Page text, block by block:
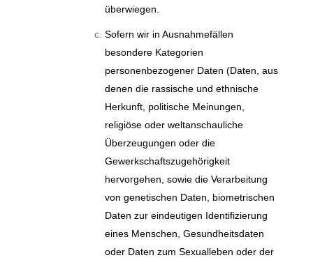
überwiegen.
Sofern wir in Ausnahmefällen
besondere Kategorien
personenbezogener Daten (Daten, aus
denen die rassische und ethnische
Herkunft, politische Meinungen,
religiöse oder weltanschauliche
Überzeugungen oder die
Gewerkschaftszugehörigkeit
hervorgehen, sowie die Verarbeitung
von genetischen Daten, biometrischen
Daten zur eindeutigen Identifizierung
eines Menschen, Gesundheitsdaten
oder Daten zum Sexualleben oder der